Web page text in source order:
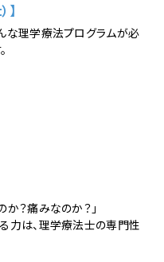
な理学療法プログラムが必
？痛みなのか？」
力は、理学療法士の専門性